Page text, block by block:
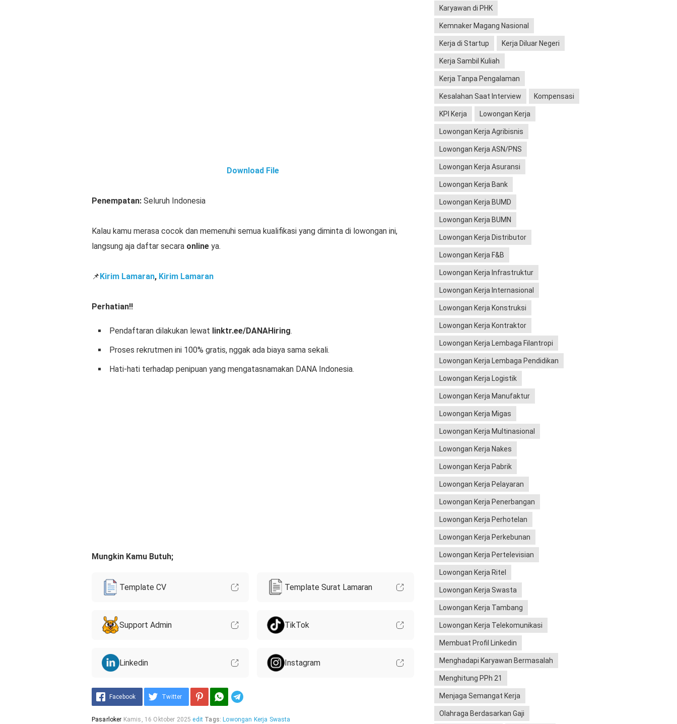
Download File
Penempatan: Seluruh Indonesia
Kalau kamu merasa cocok dan memenuhi semua kualifikasi yang diminta di lowongan ini,
langsung aja daftar secara online ya.
📌Kirim Lamaran, Kirim Lamaran
Perhatian!!
Pendaftaran dilakukan lewat linktr.ee/DANAHiring.
Proses rekrutmen ini 100% gratis, nggak ada biaya sama sekali.
Hati-hati terhadap penipuan yang mengatasnamakan DANA Indonesia.
Mungkin Kamu Butuh;
Template CV Template Surat Lamaran
Support Admin TikTok
Linkedin Instagram
Facebook Twitter
Pasarloker Kamis, 16 Oktober 2025 edit Tags: Lowongan Kerja Swasta
Karyawan di PHK
Kemnaker Magang Nasional
Kerja di Startup Kerja Diluar Negeri
Kerja Sambil Kuliah
Kerja Tanpa Pengalaman
Kesalahan Saat Interview Kompensasi
KPI Kerja Lowongan Kerja
Lowongan Kerja Agribisnis
Lowongan Kerja ASN/PNS
Lowongan Kerja Asuransi
Lowongan Kerja Bank
Lowongan Kerja BUMD
Lowongan Kerja BUMN
Lowongan Kerja Distributor
Lowongan Kerja F&B
Lowongan Kerja Infrastruktur
Lowongan Kerja Internasional
Lowongan Kerja Konstruksi
Lowongan Kerja Kontraktor
Lowongan Kerja Lembaga Filantropi
Lowongan Kerja Lembaga Pendidikan
Lowongan Kerja Logistik
Lowongan Kerja Manufaktur
Lowongan Kerja Migas
Lowongan Kerja Multinasional
Lowongan Kerja Nakes
Lowongan Kerja Pabrik
Lowongan Kerja Pelayaran
Lowongan Kerja Penerbangan
Lowongan Kerja Perhotelan
Lowongan Kerja Perkebunan
Lowongan Kerja Pertelevisian
Lowongan Kerja Ritel
Lowongan Kerja Swasta
Lowongan Kerja Tambang
Lowongan Kerja Telekomunikasi
Membuat Profil Linkedin
Menghadapi Karyawan Bermasalah
Menghitung PPh 21
Menjaga Semangat Kerja
Olahraga Berdasarkan Gaji